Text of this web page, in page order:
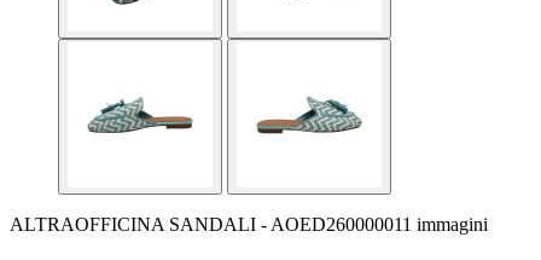
ALTRAOFFICINA SANDALI - AOED260000011 immagini